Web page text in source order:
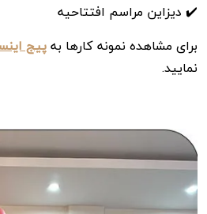
✔️ دیزاین مراسم افتتاحیه
برای مشاهده نمونه کارها بهپیج
نمایید.